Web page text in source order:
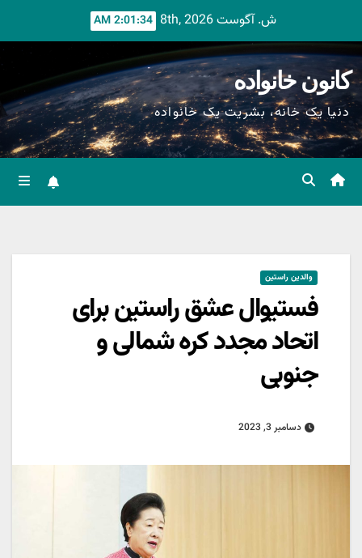
content
ش. آگوست 8th, 2026 2:01:35 AM
کانون خانواده
دنیا یک خانه، بشریت یک خانواده
والدین راستین
فستیوال عشق راستین برای
اتحاد مجدد کره شمالی و
جنوبی
دسامبر 3, 2023